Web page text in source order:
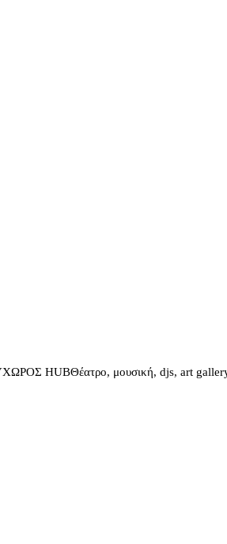
HUBΘέατρο, μουσική, djs, art gallery